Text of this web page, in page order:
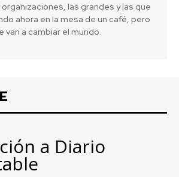
las grandes y las que
ahora en la mesa de un café, pero
van a cambiar el mundo.
a Diario